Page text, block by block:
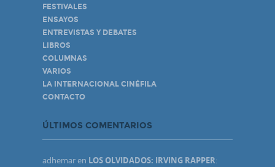
FESTIVALES
ENSAYOS
ENTREVISTAS Y DEBATES
LIBROS
COLUMNAS
VARIOS
LA INTERNACIONAL CINÉFILA
CONTACTO
ÚLTIMOS COMENTARIOS
adhemar en LOS OLVIDADOS: IRVING RAPPER: